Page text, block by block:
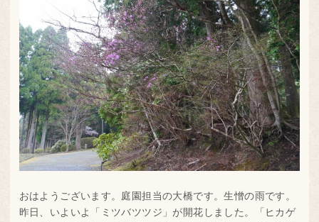
おはようございます。庭園担当の大橋です。生憎の雨です。
昨日、いよいよ「ミツバツツジ」が開花しました。「ヒカゲ